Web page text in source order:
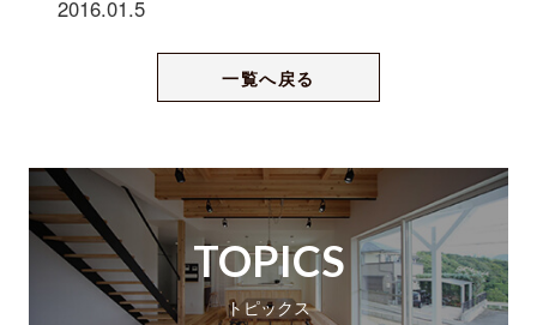
2016.01.5
一覧へ戻る
TOPICS
トピックス